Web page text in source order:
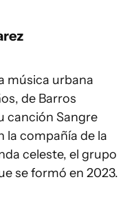
música urbana
de Barros
canción Sangre
la compañía de la
celeste, el grupo
se formó en 2023.